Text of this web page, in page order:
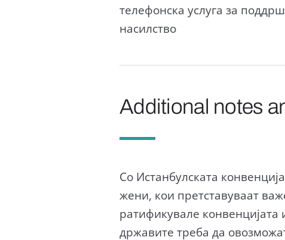
телефонска услуга за
насилство
Additional notes
Со Истанбулската
жени, кои претставуваат
ратификувале конвенцијата
државите треба да